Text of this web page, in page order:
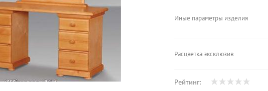
Иные параметры изделия
Расцветка эксклюзив
Рейтинг: